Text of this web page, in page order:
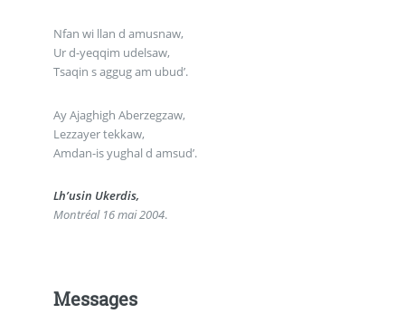
Nfan wi llan d amusnaw,
Ur d-yeqqim udelsaw,
Tsaqin s aggug am ubud’.
Ay Ajaghigh Aberzegzaw,
Lezzayer tekkaw,
Amdan-is yughal d amsud’.
Lh’usin Ukerdis,
Montréal 16 mai 2004.
Messages